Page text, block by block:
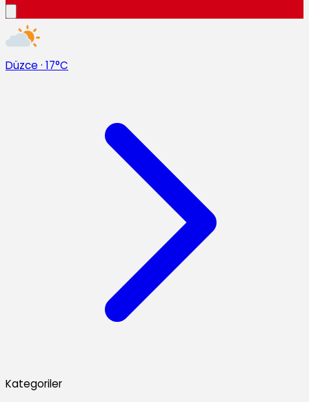
Düzce · 17°C
Kategoriler